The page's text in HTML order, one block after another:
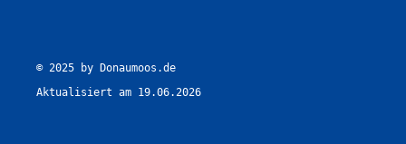
© 2025 by Donaumoos.de
Aktualisiert am 19.06.2026